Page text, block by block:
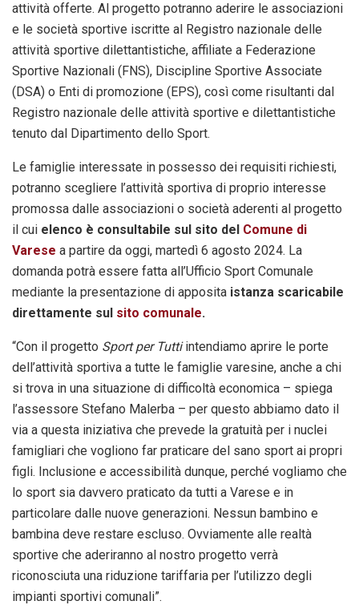
attivi­tà offerte. Al progetto potranno aderire le associazioni
e le società sportive iscritte al Registro nazionale delle
attività sportive dilettantistiche, affiliate a Federazione
Sportive Nazionali (FNS), Discipline Sportive Associate
(DSA) o Enti di promozione (EPS), così come risultanti dal
Registro nazionale delle attività sportive e dilettantistiche
tenuto dal Dipartimento dello Sport.
Le famiglie interessate in possesso dei requisiti richiesti,
potranno scegliere l’attività sportiva di proprio interesse
promossa dalle associazioni o società aderenti al progetto
il cui elenco è consultabile sul sito del Comune di
Varese a partire da oggi, martedì 6 agosto 2024. La
domanda potrà essere fatta all’Ufficio Sport Comunale
mediante la presentazione di apposita istanza scaricabile
direttamente sul sito comunale.
“Con il progetto Sport per Tuttiintendiamo aprire le porte
dell’attività sportiva a tutte le famiglie varesine, anche a chi
si trova in una situazione di difficoltà economica – spiega
l’assessore Stefano Malerba – per questo abbiamo dato il
via a questa iniziativa che prevede la gratuità per i nuclei
famigliari che vogliono far praticare del sano sport ai propri
figli. Inclusione e accessibilità dunque, perché vogliamo che
lo sport sia davvero praticato da tutti a Varese e in
particolare dalle nuove generazioni. Nessun bambino e
bambina deve restare escluso. Ovviamente alle realtà
sportive che aderiranno al nostro progetto verrà
riconosciuta una riduzione tariffaria per l’utilizzo degli
impianti sportivi comunali”.